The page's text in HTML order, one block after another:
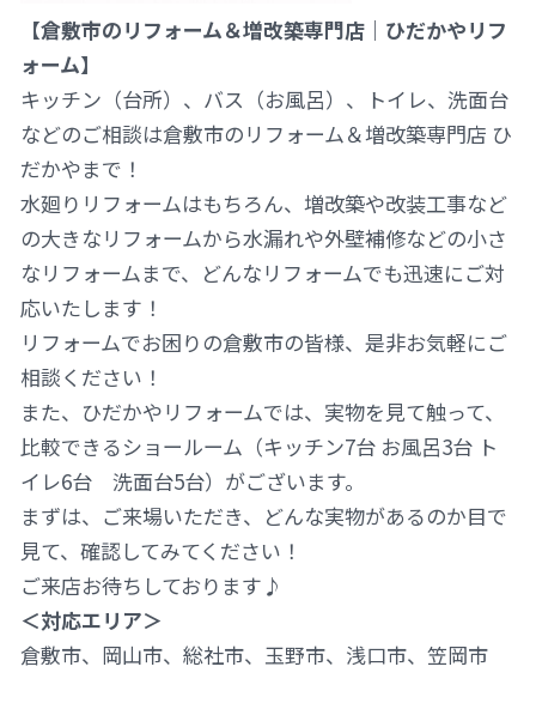
【倉敷市のリフォーム＆増改築専門店｜ひだかやリフ
ォーム】
キッチン（台所）、バス（お風呂）、トイレ、洗面台
などのご相談は倉敷市のリフォーム＆増改築専門店 ひ
だかやまで！
水廻りリフォームはもちろん、増改築や改装工事など
の大きなリフォームから水漏れや外壁補修などの小さ
なリフォームまで、どんなリフォームでも迅速にご対
応いたします！
リフォームでお困りの倉敷市の皆様、是非お気軽にご
相談ください！
また、ひだかやリフォームでは、実物を見て触って、
比較できるショールーム（キッチン7台 お風呂3台 ト
イレ6台 洗面台5台）がございます。
まずは、ご来場いただき、どんな実物があるのか目で
見て、確認してみてください！
ご来店お待ちしております♪
＜対応エリア＞
倉敷市、岡山市、総社市、玉野市、浅口市、笠岡市